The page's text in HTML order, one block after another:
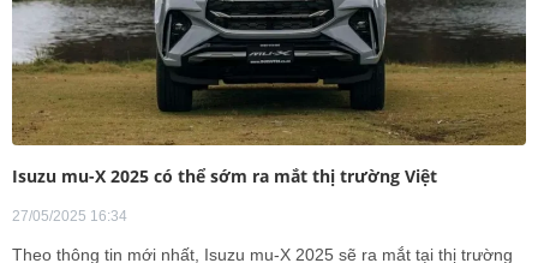
Isuzu mu-X 2025 có thể sớm ra mắt thị trường Việt
27/05/2025 16:34
Theo thông tin mới nhất, Isuzu mu-X 2025 sẽ ra mắt tại thị trường